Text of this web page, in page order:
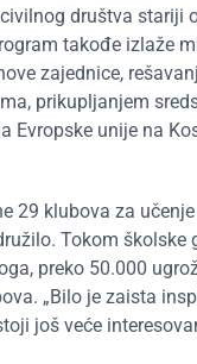
društva
takođe izlaže
zajednice,
prikupljanjem
Evropske unije na
29 klubova za
Tokom
preko 50.000
„Bilo je zaista
još veće